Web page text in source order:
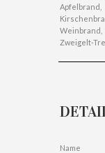
Apfelbrand,
Weinbrand,
Zweigelt-
Name